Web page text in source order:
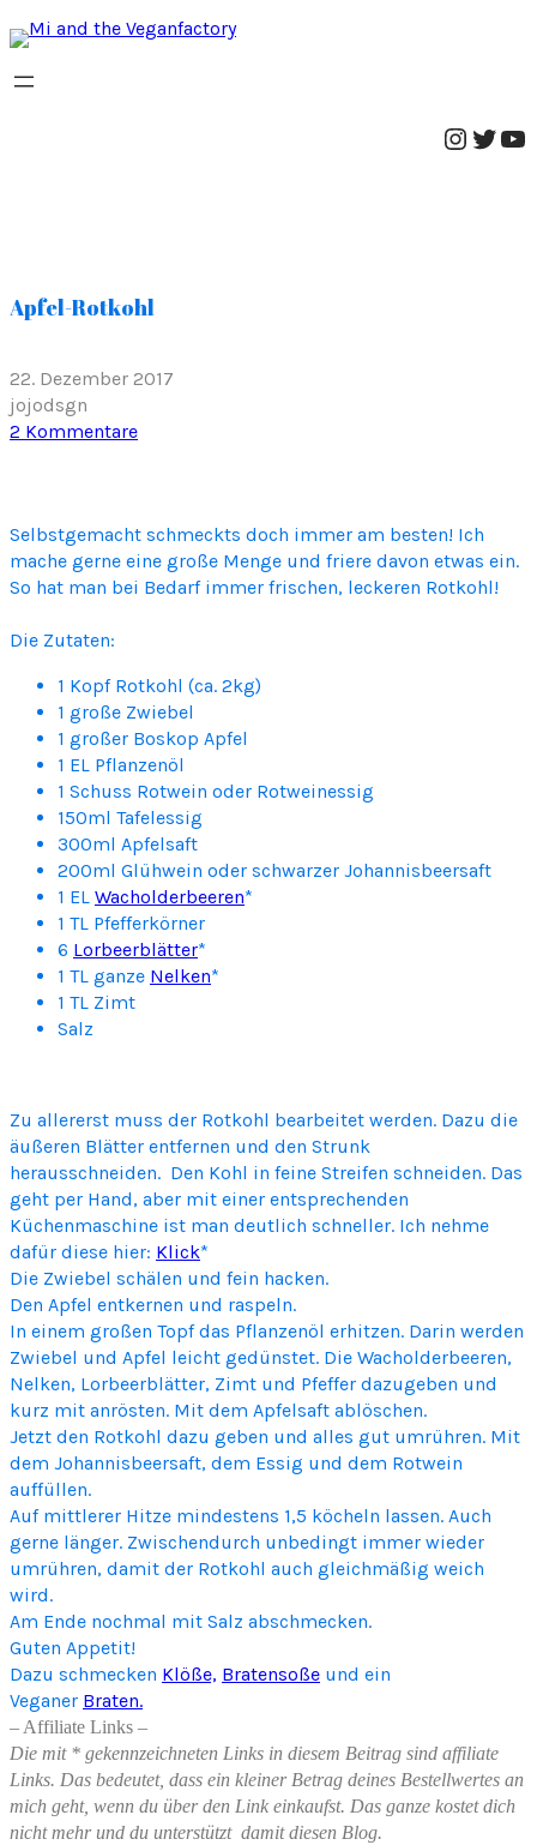
Apfel-Rotkohl
22. Dezember 2017
jojodsgn
2 Kommentarez
f
e
t
k
o
h
l
Selbstgemacht schmeckts doch immer am besten! Ich
mache gerne eine große Menge und friere davon etwas ein.
So hat man bei Bedarf immer frischen, leckeren Rotkohl!
Die Zutaten:
1 Kopf Rotkohl (ca. 2kg)
1 große Zwiebel
1 großer Boskop Apfel
1 EL Pflanzenöl
1 Schuss Rotwein oder Rotweinessig
150ml Tafelessig
300ml Apfelsaft
200ml Glühwein oder schwarzer Johannisbeersaft
1 EL Wacholderbeeren*
1 TL Pfefferkörner
6 Lorbeerblätter*
1 TL ganze Nelken*
1 TL Zimt
Salz
Zu allererst muss der Rotkohl bearbeitet werden. Dazu die
äußeren Blätter entfernen und den Strunk
herausschneiden. Den Kohl in feine Streifen schneiden. Das
geht per Hand, aber mit einer entsprechenden
Küchenmaschine ist man deutlich schneller. Ich nehme
dafür diese hier: Klick*
Die Zwiebel schälen und fein hacken.
Den Apfel entkernen und raspeln.
In einem großen Topf das Pflanzenöl erhitzen. Darin werden
Zwiebel und Apfel leicht gedünstet. Die Wacholderbeeren,
Nelken, Lorbeerblätter, Zimt und Pfeffer dazugeben und
kurz mit anrösten. Mit dem Apfelsaft ablöschen.
Jetzt den Rotkohl dazu geben und alles gut umrühren. Mit
dem Johannisbeersaft, dem Essig und dem Rotwein
auffüllen.
Auf mittlerer Hitze mindestens 1,5 köcheln lassen. Auch
gerne länger. Zwischendurch unbedingt immer wieder
umrühren, damit der Rotkohl auch gleichmäßig weich
wird.
Am Ende nochmal mit Salz abschmecken.
Guten Appetit!
Dazu schmecken Klöße, Bratensoße und ein
Veganer Braten.
– Affiliate Links –
Die mit * gekennzeichneten Links in diesem Beitrag sind affiliate
Links. Das bedeutet, dass ein kleiner Betrag deines Bestellwertes an
mich geht, wenn du über den Link einkaufst. Das ganze kostet dich
nicht mehr und du unterstützt damit diesen Blog.